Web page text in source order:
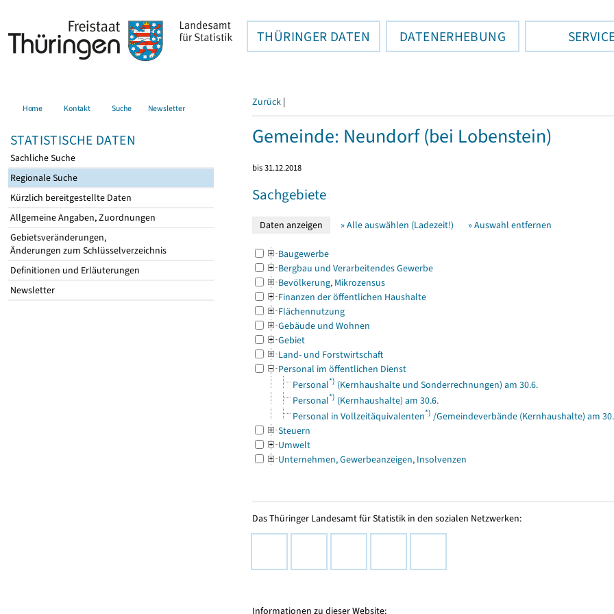
THÜRINGER DATEN DATENERHEBUNG
Home Kontakt Suche Newsletter
STATISTISCHE DATEN
Sachliche Suche
Regionale Suche
Kürzlich bereitgestellte Daten
Allgemeine Angaben, Zuordnungen
Gebietsveränderungen,
Änderungen zum Schlüsselverzeichnis
Definitionen und Erläuterungen
Newsletter
Zurück |
Gemeinde: Neundorf (bei Lobenstein)
bis 31.12.2018
Sachgebiete
» Alle auswählen (Ladezeit!) » Auswahl entfernen
Baugewerbe
Bergbau und Verarbeitendes Gewerbe
Bevölkerung, Mikrozensus
Finanzen der öffentlichen Haushalte
Flächennutzung
Gebäude und Wohnen
Gebiet
Land- und Forstwirtschaft
Personal im öffentlichen Dienst
Personal*) (Kernhaushalte und Sonderrechnungen) am 30.6.
Personal*) (Kernhaushalte) am 30.6.
Personal in Vollzeitäquivalenten*) /Gemeindeverbände (Kernhaushalte) am
Steuern
Umwelt
Unternehmen, Gewerbeanzeigen, Insolvenzen
Das Thüringer Landesamt für Statistik in den sozialen Netzwerken:
Informationen zu dieser Website: